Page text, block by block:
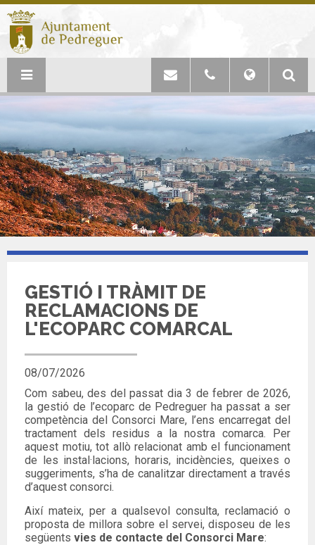
GESTIÓ I TRÀMIT DE
RECLAMACIONS DE
L'ECOPARC COMARCAL
08/07/2026
Com sabeu, des del passat dia 3 de febrer de 2026,
la gestió de l’ecoparc de Pedreguer ha passat a ser
competència del Consorci Mare, l’ens encarregat del
tractament dels residus a la nostra comarca. Per
aquest motiu, tot allò relacionat amb el funcionament
de les instal·lacions, horaris, incidències, queixes o
suggeriments, s’ha de canalitzar directament a través
d’aquest consorci.
Així mateix, per a qualsevol consulta, reclamació o
proposta de millora sobre el servei, disposeu de les
següents vies de contacte del Consorci Mare: